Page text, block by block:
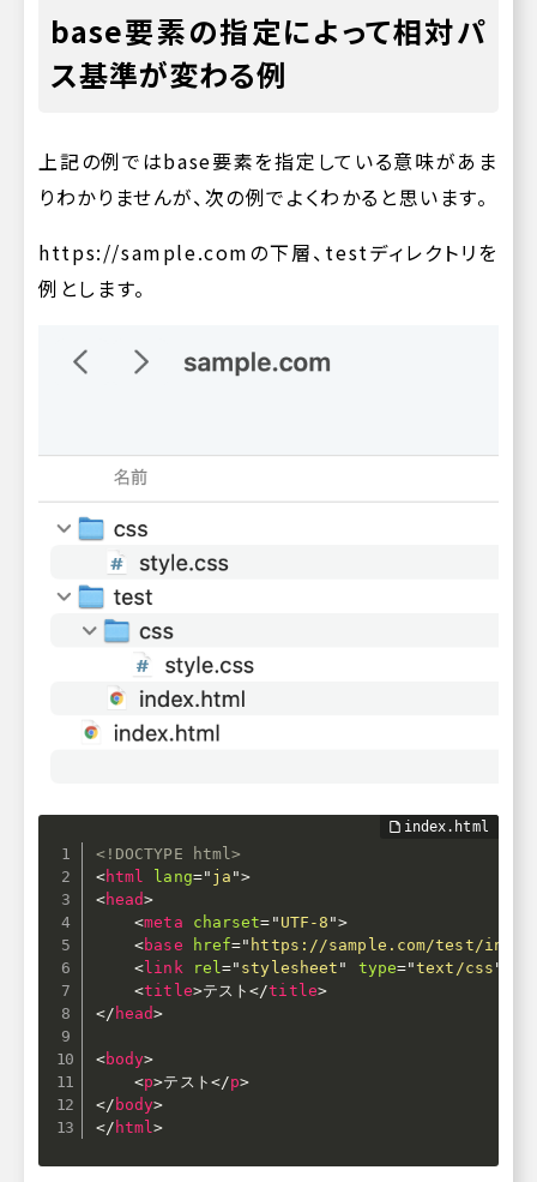
base要素の指定によって相対パ
ス基準が変わる例
上記の例ではbase要素を指定している意味があま
りわかりませんが、次の例でよくわかると思います。
https://sample.comの下層、testディレクトリを
例とします。
<!DOCTYPE html>
<html lang=" ja ">
<head>
<meta charset= " UTF-8 ">
<base href=" https://sample.com/test/
< link rel=" stylesheet " type="text/css "
<title>テスト</title>
</ head>
<body>
<p>テスト </p>
</ body>
</ html>